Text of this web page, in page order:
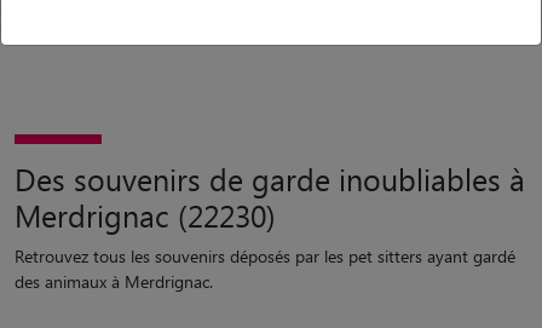
Des souvenirs de garde inoubliables à
Merdrignac (22230)
Retrouvez tous les souvenirs déposés par les pet sitters ayant gardé
des animaux à Merdrignac.